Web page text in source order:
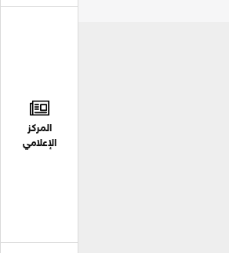
المركز
الإعلامي